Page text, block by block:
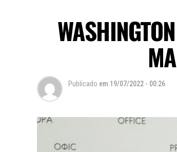
Publicado em 19/07/2022 - 00:26